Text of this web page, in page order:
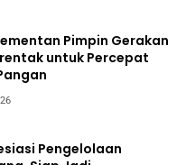
Pimpin Gerakan
untuk Percepat
Pengelolaan